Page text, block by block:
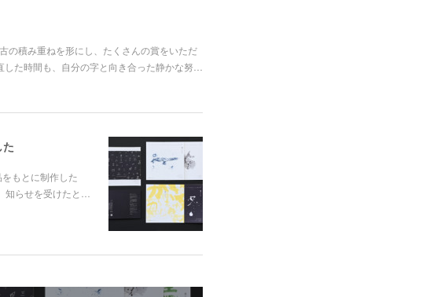
の積み重ねを形にし、たくさんの賞をいただ
た時間も、自分の字と向き合った静かな努…
もとに制作した
知らせを受けたと…